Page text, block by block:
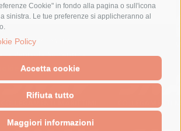
Cookie" in fondo alla pagina o sull'icona
sinistra. Le tue preferenze si applicheranno al
Policy
Accetta cookie
Rifiuta tutto
Maggiori informazioni
All rights reserved.
Penisola Sorrentina
Policy